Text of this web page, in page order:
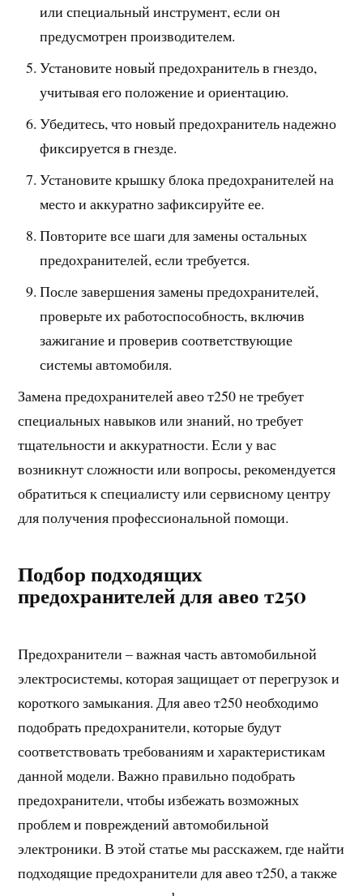
или специальный инструмент, если он
предусмотрен производителем.
Установите новый предохранитель в гнездо,
учитывая его положение и ориентацию.
Убедитесь, что новый предохранитель надежно
фиксируется в гнезде.
Установите крышку блока предохранителей на
место и аккуратно зафиксируйте ее.
Повторите все шаги для замены остальных
предохранителей, если требуется.
После завершения замены предохранителей,
проверьте их работоспособность, включив
зажигание и проверив соответствующие
системы автомобиля.
Замена предохранителей авео т250 не требует
специальных навыков или знаний, но требует
тщательности и аккуратности. Если у вас
возникнут сложности или вопросы, рекомендуется
обратиться к специалисту или сервисному центру
для получения профессиональной помощи.
Подбор подходящих
предохранителей для авео т250
Предохранители – важная часть автомобильной
электросистемы, которая защищает от перегрузок и
короткого замыкания. Для авео т250 необходимо
подобрать предохранители, которые будут
соответствовать требованиям и характеристикам
данной модели. Важно правильно подобрать
предохранители, чтобы избежать возможных
проблем и повреждений автомобильной
электроники. В этой статье мы расскажем, где найти
подходящие предохранители для авео т250, а также